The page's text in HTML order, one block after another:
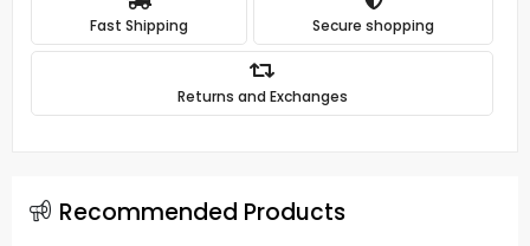
Fast Shipping Secure shopping
Returns and Exchanges
Recommended Products